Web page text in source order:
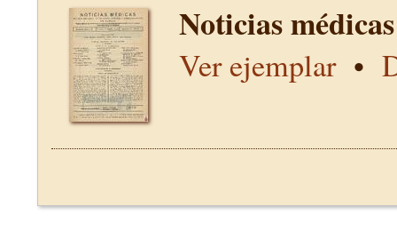
Noticias
Ver ejemplar•